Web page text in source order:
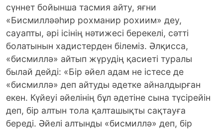
сүннет бойынша тасмия айту, яғни
«Бисмилләәһир рохманир рохиим» деу,
сауапты, әрі ісінің нәтижесі берекелі, сәтті
болатынын хадистерден білеміз. Әлқисса,
«бисмиллә» айтып жүрудің қасиеті туралы
былай дейді: «Бір әйел адам не істесе де
«бисмиллә» деп айтуды әдетке айналдырған
екен. Күйеуі әйелінің бұл әдетіне сына түсірейін
деп, бір алтын тола қалташықты сақтауға
береді. Әйелі алтынды «бисмиллә» деп, бір